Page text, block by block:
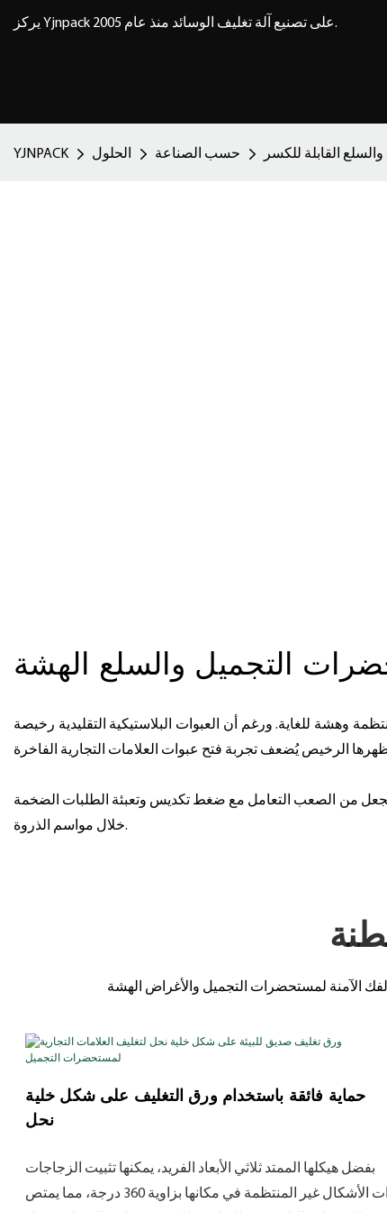
يركز Yjnpack على تصنيع آلة تغليف الوسائد منذ عام 2005.
YJNPACK الحلول حسب الصناعة القابلة للكسر
التجميل والسلع الهشة
للغاية. ورغم أن العبوات البلاستيكية التقليدية رخيصة
يجعل من الصعب التعامل مع ضغط تكديس وتعبئة الطلبات الضخمة
خلال مواسم الذروة.
حماية فائقة باستخدام ورق التغليف على شكل خلية
نحل
بفضل هيكلها الممتد ثلاثي الأبعاد الفريد، يمكنها تثبيت الزجاجات
ذات الأشكال غير المنتظمة في مكانها بزاوية 360 درجة، مما يمتص